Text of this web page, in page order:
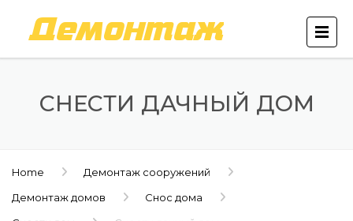
СНЕСТИ ДАЧНЫЙ ДОМ
Home
Демонтаж сооружений
Демонтаж домов
Снос дома